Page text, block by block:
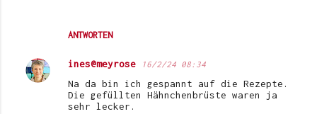
ANTWORTEN
ines@meyrose 16/2/24 08:34
Na da bin ich gespannt auf die Rezepte.
Die gefüllten Hähnchenbrüste waren ja
sehr lecker.